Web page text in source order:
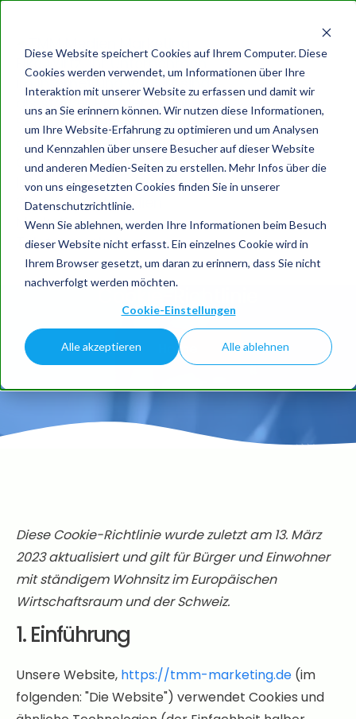
Diese Website speichert Cookies auf Ihrem Computer. Diese
Cookies werden verwendet, um Informationen über Ihre
Interaktion mit unserer Website zu erfassen und damit wir
uns an Sie erinnern können. Wir nutzen diese Informationen,
um Ihre Website-Erfahrung zu optimieren und um Analysen
und Kennzahlen über unsere Besucher auf dieser Website
und anderen Medien-Seiten zu erstellen. Mehr Infos über die
von uns eingesetzten Cookies finden Sie in unserer
Datenschutzrichtlinie.
Wenn Sie ablehnen, werden Ihre Informationen beim Besuch
dieser Website nicht erfasst. Ein einzelnes Cookie wird in
Ihrem Browser gesetzt, um daran zu erinnern, dass Sie nicht
nachverfolgt werden möchten.
Cookie-Einstellungen
Alle akzeptieren Alle ablehnen
Unternehmensberatung Elke Wirtz
TMM digitale Transformation
TMM Home/Leistungen
Partner und Partnershops
Kontakt und Service
TMM MEDIEN
MARKETING
ELKE WIRTZ
Home
Diese Cookie-Richtlinie wurde zuletzt am 13. März
2023 aktualisiert und gilt für Bürger und Einwohner
mit ständigem Wohnsitz im Europäischen
Wirtschaftsraum und der Schweiz.
1. Einführung
Unsere Website, https://tmm-marketing.de (im
folgenden: "Die Website") verwendet Cookies und